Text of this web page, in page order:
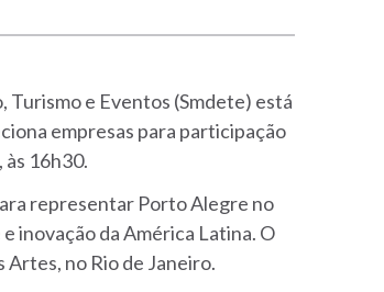
e Eventos (Smdete) está
empresas para participação
16h30.
representar Porto Alegre no
inovação da América Latina. O
Artes, no Rio de Janeiro.